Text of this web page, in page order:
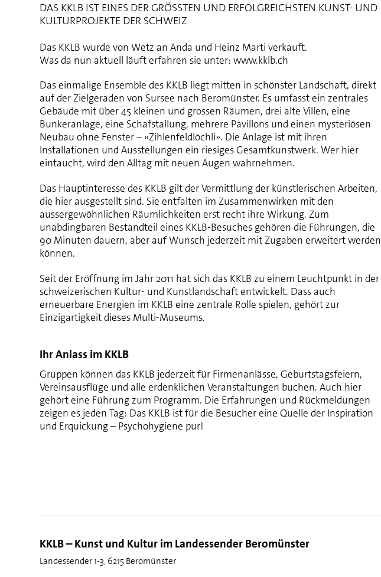
DAS KKLB IST EINES DER GRÖSSTEN UND ERFOLGREICHSTEN KUNST- UND
KULTURPROJEKTE DER SCHWEIZ
Das KKLB wurde von Wetz an Anda und Heinz Marti verkauft.
Was da nun aktuell läuft erfahren sie unter: www.kklb.ch
Das einmalige Ensemble des KKLB liegt mitten in schönster Landschaft, direkt
auf der Zielgeraden von Sursee nach Beromünster. Es umfasst ein zentrales
Gebäude mit über 45 kleinen und grossen Räumen, drei alte Villen, eine
Bunkeranlage, eine Schafstallung, mehrere Pavillons und einen mysteriösen
Neubau ohne Fenster – «Zihlenfeldlöchli». Die Anlage ist mit ihren
Installationen und Ausstellungen ein riesiges Gesamtkunstwerk. Wer hier
eintaucht, wird den Alltag mit neuen Augen wahrnehmen.
Das Hauptinteresse des KKLB gilt der Vermittlung der künstlerischen Arbeiten,
die hier ausgestellt sind. Sie entfalten im Zusammenwirken mit den
aussergewöhnlichen Räumlichkeiten erst recht ihre Wirkung. Zum
unabdingbaren Bestandteil eines KKLB-Besuches gehören die Führungen, die
90 Minuten dauern, aber auf Wunsch jederzeit mit Zugaben erweitert werden
können.
Seit der Eröffnung im Jahr 2011 hat sich das KKLB zu einem Leuchtpunkt in der
schweizerischen Kultur- und Kunstlandschaft entwickelt. Dass auch
erneuerbare Energien im KKLB eine zentrale Rolle spielen, gehört zur
Einzigartigkeit dieses Multi-Museums.
Ihr Anlass im KKLB
Gruppen können das KKLB jederzeit für Firmenanlässe, Geburtstagsfeiern,
Vereinsausflüge und alle erdenklichen Veranstaltungen buchen. Auch hier
gehört eine Führung zum Programm. Die Erfahrungen und Rückmeldungen
zeigen es jeden Tag: Das KKLB ist für die Besucher eine Quelle der Inspiration
und Erquickung – Psychohygiene pur!
KKLB – Kunst und Kultur im Landessender Beromünster
Landessender 1-3, 6215 Beromünster